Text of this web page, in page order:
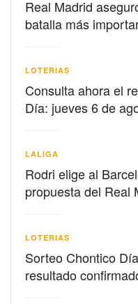
Real Madrid
batalla más
LOTERIAS
Consulta ahora el
Día: jueves 6 de
LALIGA
Rodri elige al
propuesta del Real
LOTERIAS
Sorteo Chontico
resultado